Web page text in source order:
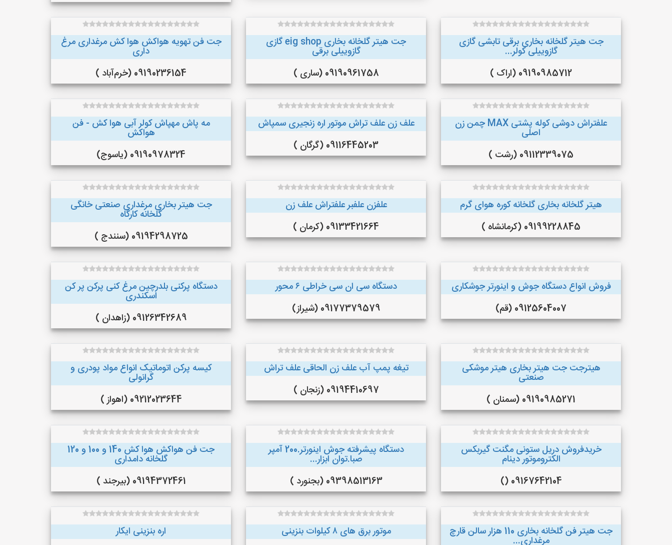
جت هیتر گلخانه بخاری برقی تابشی گازی
گازوییلی کولر...
09190985712 (اراک )
جت هیتر گلخانه بخاری eig shop گازی
گازوییلی برقی
09190961758 (ساری )
جت فن تهویه هواکش هوا کش مرغداری مرغ
داری
09190236154 (خرم‌آباد )
علفتراش دوشی کوله پشتی MAX چمن زن
اصلی
09112339075 (رشت )
علف زن علف تراش موتور اره زنجیری سمپاش
09116445203 (گرگان )
مه پاش مهپاش کولر آبی هوا کش - فن
هواکش
09190978324 (یاسوج)
هیتر گلخانه بخاری گلخانه کوره هوای گرم
09199228845 (کرمانشاه )
علفزن علفبر علفتراش علف زن
09133421664 (کرمان )
جت هیتر بخاری مرغداری صنعتی خانگی
گلخانه کارگاه
09194298725 (سنندج )
فروش انواع دستگاه جوش و اینورتر جوشکاری
09125604007 (قم)
دستگاه سی ان سی خراطی ۶ محور
09177379579 (شیراز)
دستگاه پرکنی بلدرچین مرغ کنی پرکن پر کن
اسکندری
09126342689 (زاهدان )
هیترجت جت هیتر بخاری هیتر موشکی
صنعتی
09190985271 (سمنان )
تیغه پمپ آب علف زن الحاقی علف تراش
09194410697 (زنجان )
کیسه پرکن اتوماتیک انواع مواد پودری و
گرانولی
09212023644 (اهواز )
خریدفروش دریل ستونی مگنت گیربکس
الکتروموتور دینام
09167642104 ()
دستگاه پیشرفته جوش اینورتر.200 آمپر
صبا.توان ابزار...
09398513163 (بجنورد )
جت فن هواکش هوا کش 140 و 100 و 120
گلخانه دامداری
09194372461 (بیرجند )
جت هیتر فن گلخانه بخاری 110 هزار سالن قارچ
مرغداری...
موتور برق های ٨ کیلوات بنزینی اره بنزینی ایکار